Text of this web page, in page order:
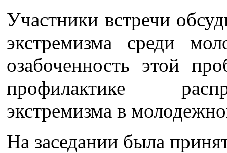
Участники встречи
экстремизма среди
озабоченность этой
профилактике
экстремизма в
На заседании была